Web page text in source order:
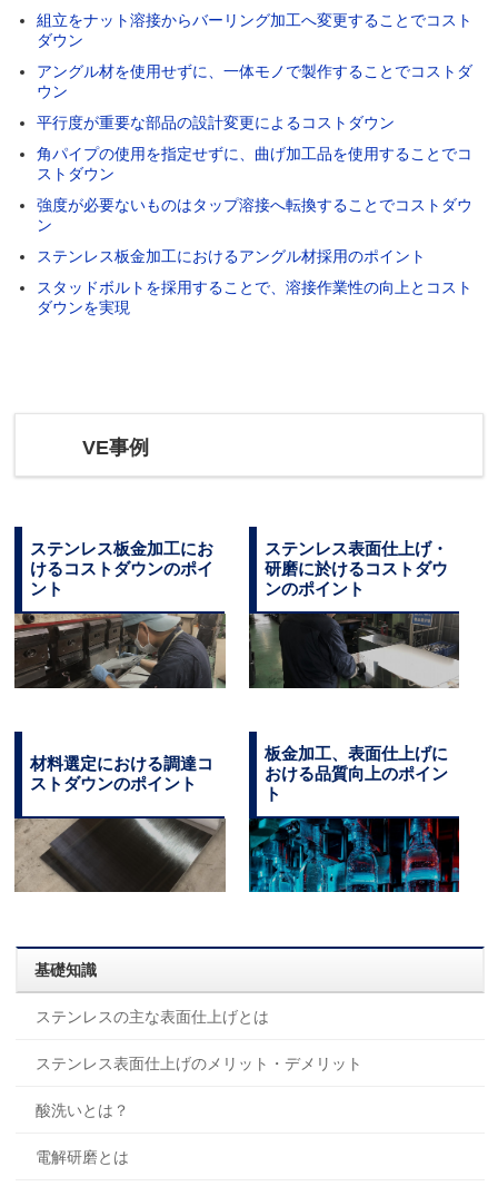
組立をナット溶接からバーリング加工へ変更することでコスト
ダウン
アングル材を使用せずに、一体モノで製作することでコストダ
ウン
平行度が重要な部品の設計変更によるコストダウン
角パイプの使用を指定せずに、曲げ加工品を使用することでコ
ストダウン
強度が必要ないものはタップ溶接へ転換することでコストダウ
ン
ステンレス板金加工におけるアングル材採用のポイント
スタッドボルトを採用することで、溶接作業性の向上とコスト
ダウンを実現
VE事例
ステンレス板金加工にお
けるコストダウンのポイ
ント
ステンレス表面仕上げ・
研磨に於けるコストダウ
ンのポイント
材料選定における調達コ
ストダウンのポイント
板金加工、表面仕上げに
おける品質向上のポイン
ト
基礎知識
ステンレスの主な表面仕上げとは
ステンレス表面仕上げのメリット・デメリット
酸洗いとは？
電解研磨とは